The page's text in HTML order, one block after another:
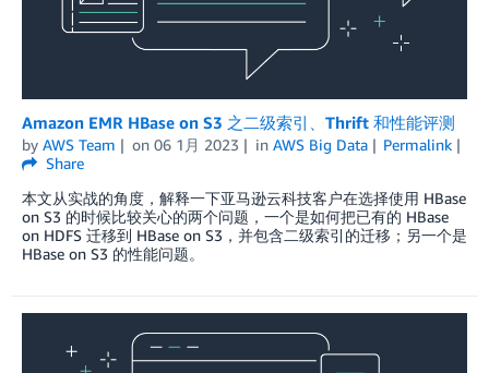
Amazon EMR HBase on S3 之二级索引、Thrift 和性能评测
by AWS Team on 06 1月 2023 in AWS Big Data
Permalink
Share
本文从实战的角度，解释一下亚马逊云科技客户在选择使用 HBase
on S3 的时候比较关心的两个问题，一个是如何把已有的 HBase
on HDFS 迁移到 HBase on S3，并包含二级索引的迁移；另一个是
HBase on S3 的性能问题。